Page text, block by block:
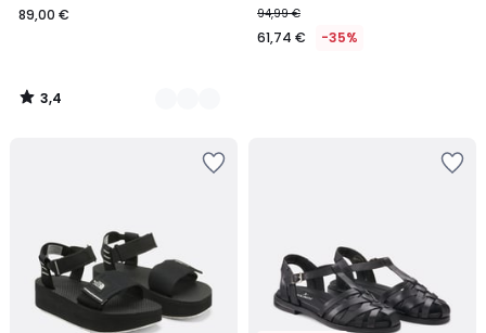
89,00 €
3,4
/
94,99 €
61,74 € -35%